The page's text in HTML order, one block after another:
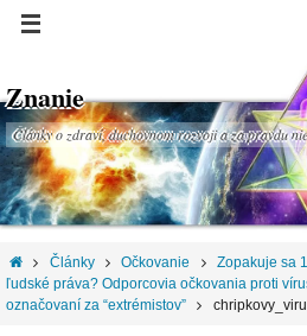
Znanie
Články o zdraví, duchovnom rozvoji a za pravdu
Články Očkovanie
Zopakuje sa
ľudské práva? Odporcovia očkovania proti
označovaní za “extrémistov”